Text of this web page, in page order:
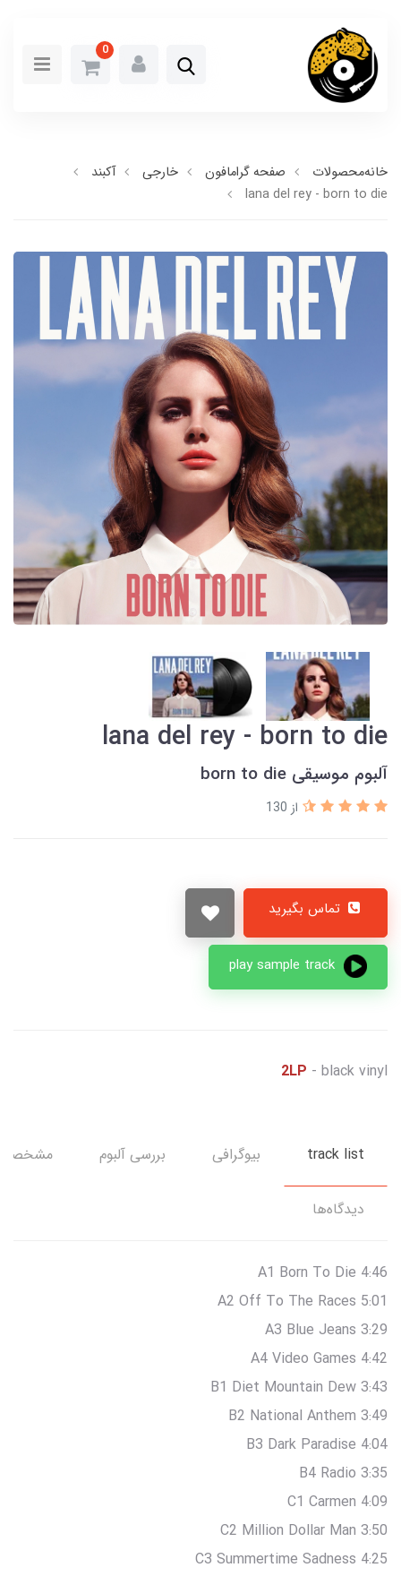
0
خانهمحصولات صفحه گرامافون خارجی
آکبند
lana del rey - born to die
lana del rey - born to die
آلبوم موسیقی born to die
از 130
تماس بگیرید
2LP - black vinyl
track list بیوگرافی بررسی آلبوم
دیدگاه‌ها
A1 Born To Die 4:46
A2 Off To The Races 5:01
A3 Blue Jeans 3:29
A4 Video Games 4:42
B1 Diet Mountain Dew 3:43
B2 National Anthem 3:49
B3 Dark Paradise 4:04
B4 Radio 3:35
C1 Carmen 4:09
C2 Million Dollar Man 3:50
C3 Summertime Sadness 4:25